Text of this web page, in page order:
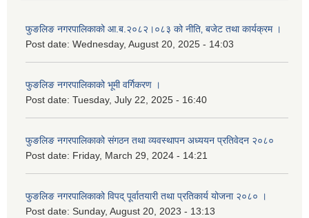
फुङलिङ नगरपालिकाको आ.ब.२०८२।०८३ को नीति‚ बजेट तथा कार्यक्रम ।
Post date: Wednesday, August 20, 2025 - 14:03
फुङलिङ नगरपालिकाको भूमी वर्गिकरण ।
Post date: Tuesday, July 22, 2025 - 16:40
फुङलिङ नगरपालिकाको संगठन तथा व्यवस्थापन अध्ययन प्रतिवेदन २०८०
Post date: Friday, March 29, 2024 - 14:21
फुङलिङ नगरपालिकाको विपद् पूर्वातयारी तथा प्रतिकार्य योजना २०८० ।
Post date: Sunday, August 20, 2023 - 13:13